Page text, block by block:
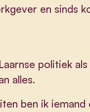
en sinds
politiek
alles.
ben ik iemand